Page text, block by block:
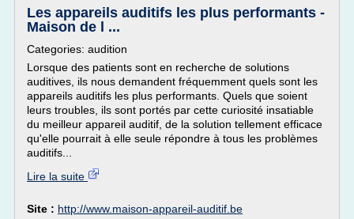
Les appareils auditifs les plus performants -
Maison de l ...
Categories: audition
Lorsque des patients sont en recherche de solutions
auditives, ils nous demandent fréquemment quels sont les
appareils auditifs les plus performants. Quels que soient
leurs troubles, ils sont portés par cette curiosité insatiable
du meilleur appareil auditif, de la solution tellement efficace
qu'elle pourrait à elle seule répondre à tous les problèmes
auditifs...
Lire la suite
Site : http://www.maison-appareil-auditif.be